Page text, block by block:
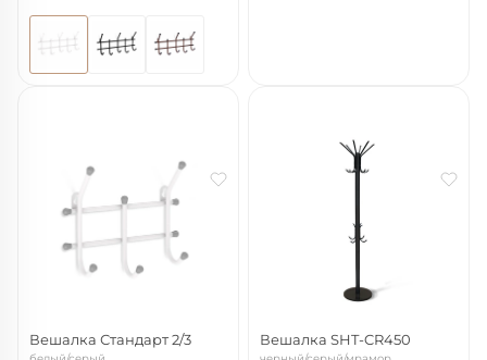
Вешалка Стандарт 2/3 Вешалка SHT-CR450